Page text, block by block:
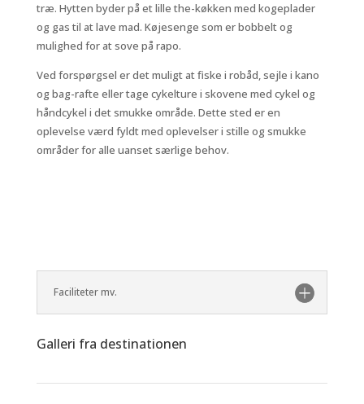
træ. Hytten byder på et lille the-køkken med kogeplader
og gas til at lave mad. Køjesenge som er bobbelt og
mulighed for at sove på rapo.
Ved forspørgsel er det muligt at fiske i robåd, sejle i kano
og bag-rafte eller tage cykelture i skovene med cykel og
håndcykel i det smukke område. Dette sted er en
oplevelse værd fyldt med oplevelser i stille og smukke
områder for alle uanset særlige behov.
Faciliteter mv.
Galleri fra destinationen